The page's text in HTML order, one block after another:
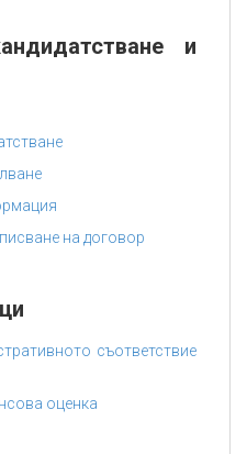
и
на договор
съответствие
оценка